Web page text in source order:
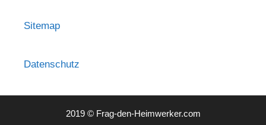
Sitemap
Datenschutz
2019 © Frag-den-Heimwerker.com